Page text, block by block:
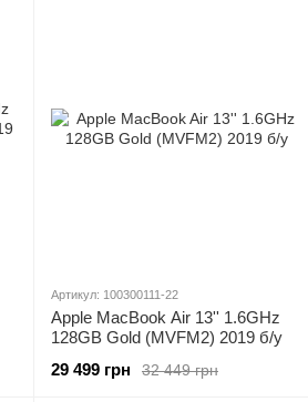
Артикул: 100300111-22
Apple MacBook Air 13'' 1.6GHz
128GB Gold (MVFM2) 2019 б/у
32 449 грн
29 499 грн